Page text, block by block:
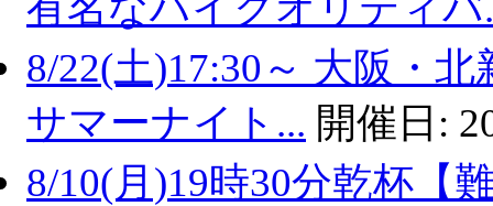
8/22(土)17:30～ 大阪・
サマーナイト... 開催日:
8/10(月)19時30分乾杯【